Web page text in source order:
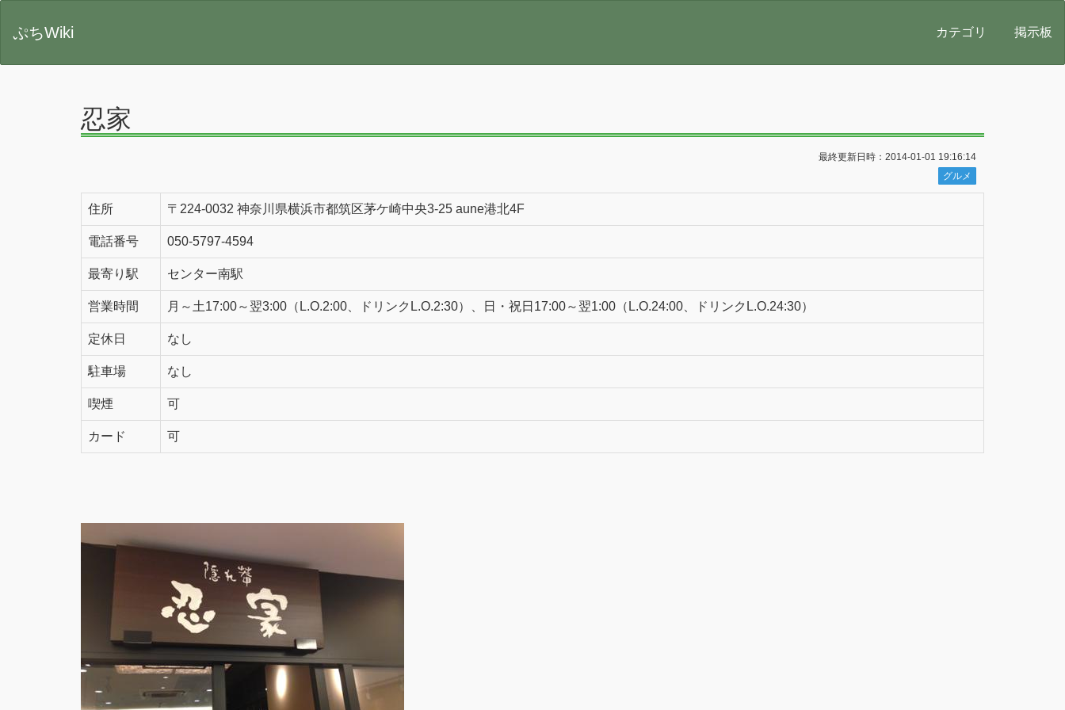
ぷちWiki カテゴリ 掲示板
忍家
最終更新日時：2014-01-01 19:16:14
グルメ
住所 〒224-0032 神奈川県横浜市都筑区茅ケ崎中央3-25 aune港北4F
電話番号 050-5797-4594
最寄り駅 センター南駅
営業時間 月～土17:00～翌3:00（L.O.2:00、ドリンクL.O.2:30）、日・祝日17:00～翌1:00（L.O.24:00、ドリンクL.O.24:30）
定休日 なし
駐車場 なし
喫煙 可
カード 可